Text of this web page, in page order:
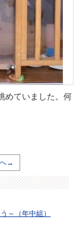
めていました。何
→
～（年中組）